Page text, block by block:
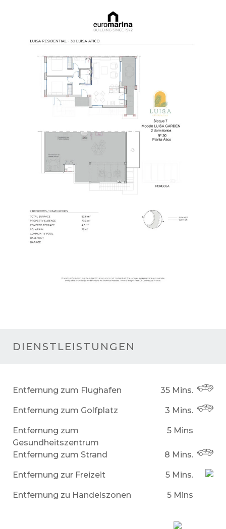
DIENSTLEISTUNGEN
Entfernung zum Flughafen 35 Mins.
Entfernung zum Golfplatz 3 Mins.
Entfernung zum
Gesundheitszentrum
5 Mins
Entfernung zum Strand 8 Mins.
Entfernung zur Freizeit 5 Mins.
Entfernung zu Handelszonen 5 Mins